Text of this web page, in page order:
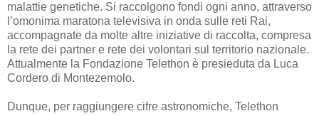
malattie genetiche. Si raccolgono fondi ogni anno, attraverso
l’omonima maratona televisiva in onda sulle reti Rai,
accompagnate da molte altre iniziative di raccolta, compresa
la rete dei partner e rete dei volontari sul territorio nazionale.
Attualmente la Fondazione Telethon è presieduta da Luca
Cordero di Montezemolo.
Dunque, per raggiungere cifre astronomiche, Telethon